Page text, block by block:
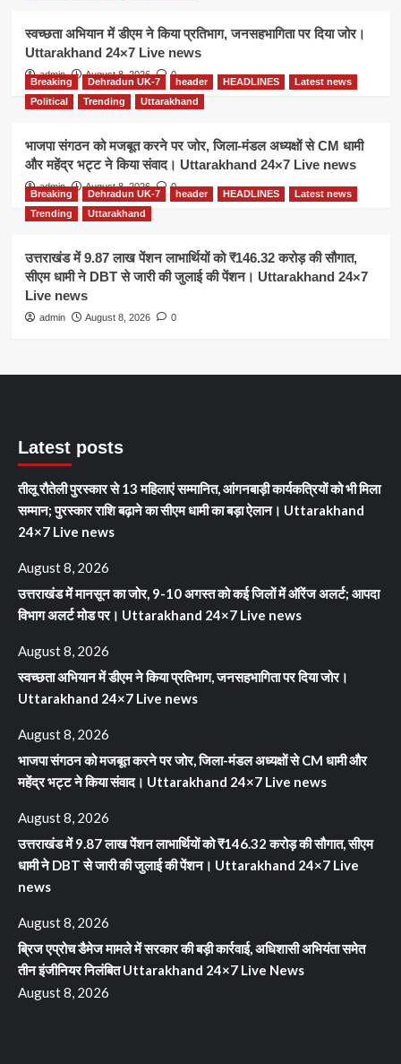
स्वच्छता अभियान में डीएम ने किया प्रतिभाग, जनसहभागिता पर दिया जोर।
Uttarakhand 24×7 Live news
admin August 8, 2026 0
Breaking Dehradun UK-7 header HEADLINES
Latest news
Political
Trending Uttarakhand
भाजपा संगठन को मजबूत करने पर जोर, जिला-मंडल अध्यक्षों से CM धामी
और महेंद्र भट्ट ने किया संवाद। Uttarakhand 24×7 Live news
admin August 8, 2026 0
Breaking Dehradun UK-7 header HEADLINES
Latest news
Trending
Uttarakhand
उत्तराखंड में 9.87 लाख पेंशन लाभार्थियों को ₹146.32 करोड़ की सौगात,
सीएम धामी ने DBT से जारी की जुलाई की पेंशन। Uttarakhand 24×7
Live news
admin August 8, 2026 0
Latest posts
तीलू रौतेली पुरस्कार से 13 महिलाएं सम्मानित, आंगनबाड़ी कार्यकत्रियों को भी मिला
सम्मान; पुरस्कार राशि बढ़ाने का सीएम धामी का बड़ा ऐलान। Uttarakhand
24×7 Live news
August 8, 2026
उत्तराखंड में मानसून का जोर, 9-10 अगस्त को कई जिलों में ऑरेंज अलर्ट; आपदा
विभाग अलर्ट मोड पर। Uttarakhand 24×7 Live news
August 8, 2026
स्वच्छता अभियान में डीएम ने किया प्रतिभाग, जनसहभागिता पर दिया जोर।
Uttarakhand 24×7 Live news
August 8, 2026
भाजपा संगठन को मजबूत करने पर जोर, जिला-मंडल अध्यक्षों से CM धामी और
महेंद्र भट्ट ने किया संवाद। Uttarakhand 24×7 Live news
August 8, 2026
उत्तराखंड में 9.87 लाख पेंशन लाभार्थियों को ₹146.32 करोड़ की सौगात, सीएम
धामी ने DBT से जारी की जुलाई की पेंशन। Uttarakhand 24×7 Live
news
August 8, 2026
ब्रिज एप्रोच डैमेज मामले में सरकार की बड़ी कार्रवाई, अधिशासी अभियंता समेत
तीन इंजीनियर निलंबित Uttarakhand 24×7 Live News
August 8, 2026